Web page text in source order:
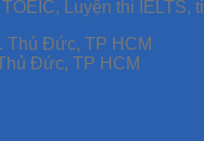
Luyện thi IELTS,
Thủ Đức, TP HCM
Đức, TP HCM